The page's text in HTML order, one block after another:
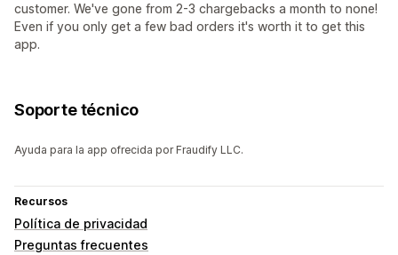
customer. We've gone from 2-3 chargebacks a month to none!
Even if you only get a few bad orders it's worth it to get this
app.
Soporte técnico
Ayuda para la app ofrecida por Fraudify LLC.
Recursos
Política de privacidad
Preguntas frecuentes